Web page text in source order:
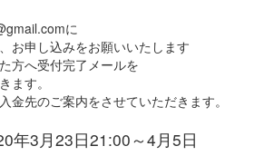
に
お申し込みをお願いいたします
方へ受付完了メールを
ます。
金先のご案内をさせていただきます。
年3月23日21:00～4月5日